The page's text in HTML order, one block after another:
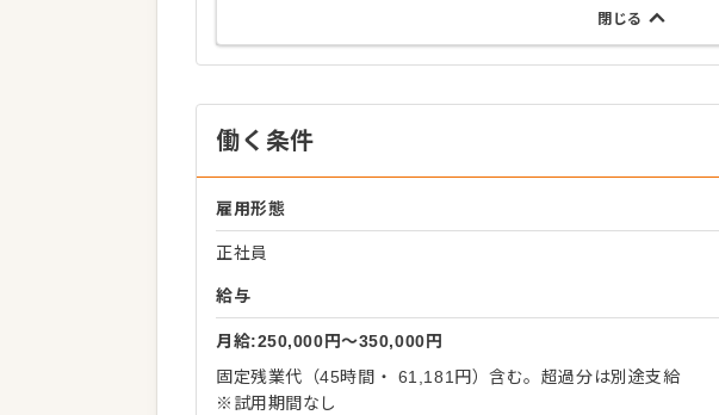
閉じる
働く条件
雇用形態
正社員
給与
月給:250,000円〜350,000円
固定残業代（45時間・ 61,181円）含む。超過分は別途支給
※試用期間なし